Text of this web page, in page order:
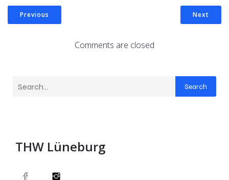
Previous Next
Comments are closed
Search
THW Lüneburg